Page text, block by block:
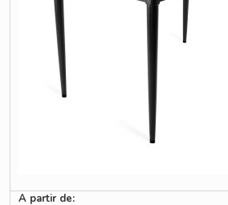
A partir de: